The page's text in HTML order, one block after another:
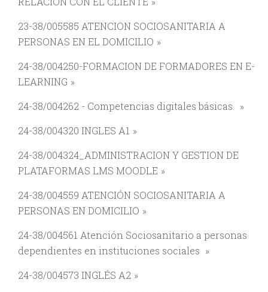
23-38/005585 ATENCION SOCIOSANITARIA A
PERSONAS EN EL DOMICILIO
24-38/004250-FORMACION DE FORMADORES EN E-
LEARNING
24-38/004262 - Competencias digitales básicas.
24-38/004320 INGLES A1
24-38/004324_ADMINISTRACION Y GESTION DE
PLATAFORMAS LMS MOODLE
24-38/004559 ATENCIÓN SOCIOSANITARIA A
PERSONAS EN DOMICILIO
24-38/004561 Atención Sociosanitario a personas
dependientes en instituciones sociales
24-38/004573 INGLÉS A2